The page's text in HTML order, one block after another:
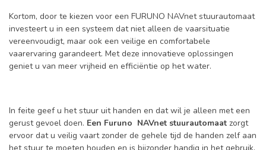
Kortom, door te kiezen voor een FURUNO NAVnet stuurautomaat
investeert u in een systeem dat niet alleen de vaarsituatie
vereenvoudigt, maar ook een veilige en comfortabele
vaarervaring garandeert. Met deze innovatieve oplossingen
geniet u van meer vrijheid en efficiëntie op het water.
In feite geef u het stuur uit handen en dat wil je alleen met een
gerust gevoel doen. Een Furuno NAVnet stuurautomaat zorgt
ervoor dat u veilig vaart zonder de gehele tijd de handen zelf aan